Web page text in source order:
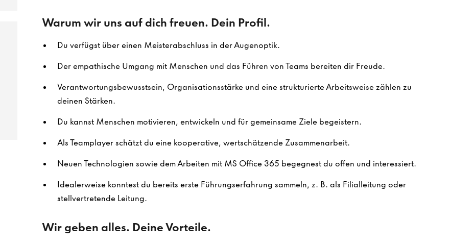
Warum wir uns auf dich freuen. Dein Profil.
Du verfügst über einen Meisterabschluss in der Augenoptik.
Der empathische Umgang mit Menschen und das Führen von Teams bereiten dir Freude.
Verantwortungsbewusstsein, Organisationsstärke und eine strukturierte Arbeitsweise zählen zu
deinen Stärken.
Du kannst Menschen motivieren, entwickeln und für gemeinsame Ziele begeistern.
Als Teamplayer schätzt du eine kooperative, wertschätzende Zusammenarbeit.
Neuen Technologien sowie dem Arbeiten mit MS Office 365 begegnest du offen und interessiert.
Idealerweise konntest du bereits erste Führungserfahrung sammeln, z. B. als Filialleitung oder
stellvertretende Leitung.
Wir geben alles. Deine Vorteile.